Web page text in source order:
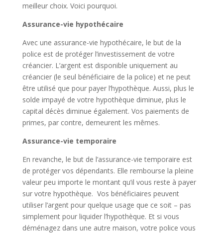
meilleur choix. Voici pourquoi.
Assurance-vie hypothécaire
Avec une assurance-vie hypothécaire, le but de la
police est de protéger l’investissement de votre
créancier. L’argent est disponible uniquement au
créancier (le seul bénéficiaire de la police) et ne peut
être utilisé que pour payer l’hypothèque. Aussi, plus le
solde impayé de votre hypothèque diminue, plus le
capital décès diminue également. Vos paiements de
primes, par contre, demeurent les mêmes.
Assurance-vie temporaire
En revanche, le but de l’assurance-vie temporaire est
de protéger vos dépendants. Elle rembourse la pleine
valeur peu importe le montant qu’il vous reste à payer
sur votre hypothèque. Vos bénéficiaires peuvent
utiliser l’argent pour quelque usage que ce soit – pas
simplement pour liquider l’hypothèque. Et si vous
déménagez dans une autre maison, votre police vous